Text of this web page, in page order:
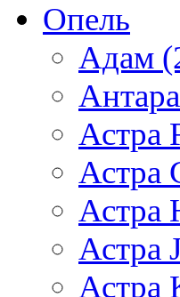
Опель
Адам
Астра
Астра
Астра
Астра
Астра